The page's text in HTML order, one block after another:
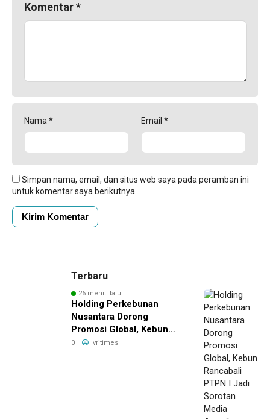
Komentar*
Nama* Email *
Simpan nama, email, dan situs web saya pada peramban ini
untuk komentar saya berikutnya.
Terbaru
26 menit lalu
Holding Perkebunan
Nusantara Dorong
Promosi Global, Kebun
Rancabali PTPN I Jadi
0 vritimes